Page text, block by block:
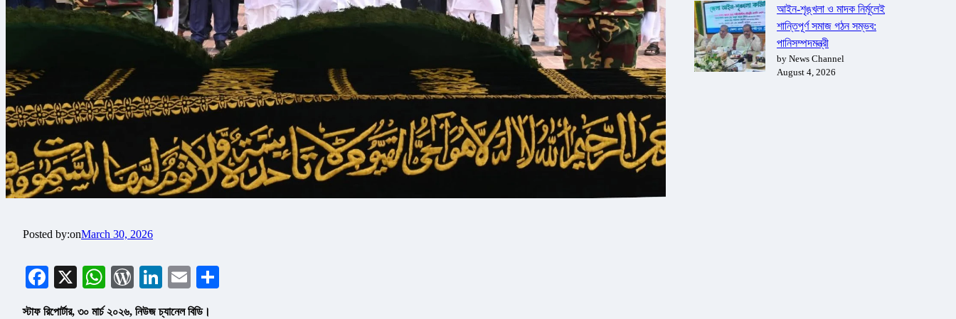
Posted by:onMarch 30, 2026
Facebook
X WhatsApp
WordPress
LinkedIn
Email
স্টাফ রিপোর্টার, ৩০ মার্চ ২০২৬, নিউজ চ্যানেল বিডি।
আইন-শৃঙ্খলা ও মাদক নির্মূলেই
শান্তিপূর্ণ সমাজ গঠন সম্ভব:
পানিসম্পদমন্ত্রী
by News Channel
August 4, 2026